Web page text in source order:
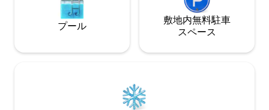
プール
敷地内無料駐⁠車
ス⁠ペ⁠ー⁠ス